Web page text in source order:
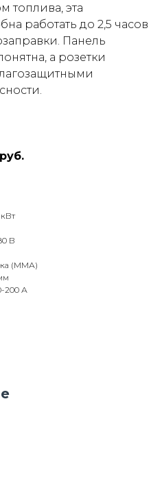
топлива, эта
работать до 2,5 часов
Панель
а розетки
В
(ММА)
200 А